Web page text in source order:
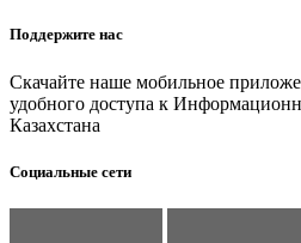
Поддержите нас
Скачайте наше мобильное
удобного доступа к
Казахстана
Социальные сети